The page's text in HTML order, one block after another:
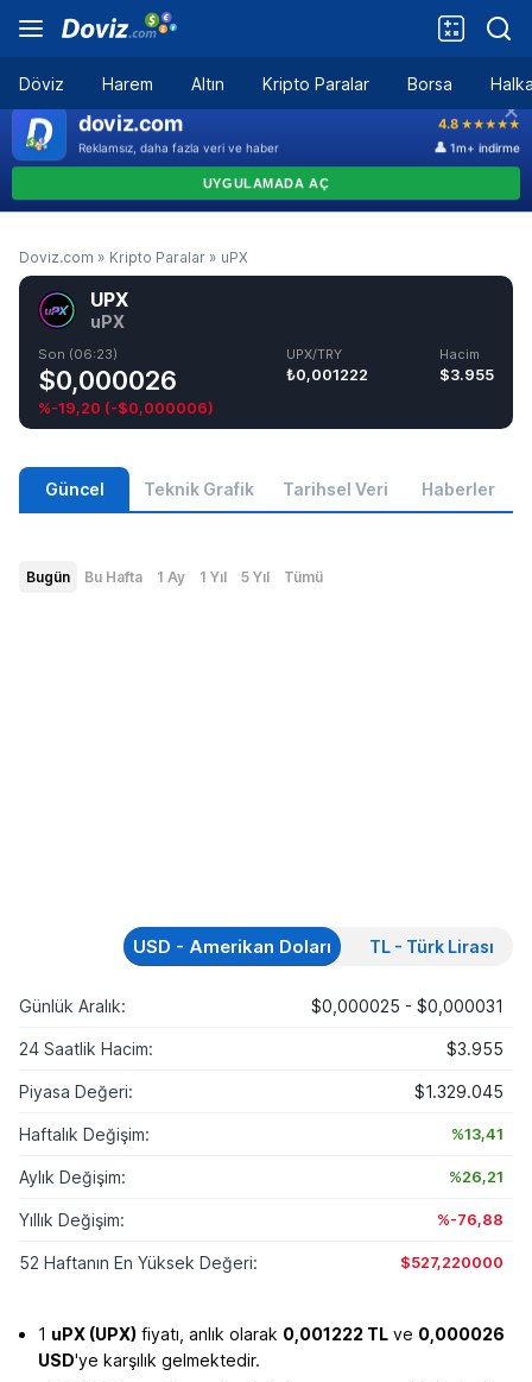
Döviz Harem Altın Kripto Paralar Borsa
Doviz.com » Kripto Paralar » uPX
UPX
uPX
Son (06:23)
$0,000026
%-19,20 (-$0,000006)
UPX/TRY
₺0,001222
Hacim
$3.955
Güncel Teknik Grafik Tarihsel Veri Haberler
Bugün Bu Hafta 1 Ay 1 Yıl 5 Yıl Tümü
USD - Amerikan Doları TL - Türk Lirası
Günlük Aralık: $0,000025 - $0,000031
24 Saatlik Hacim: $3.955
Piyasa Değeri: $1.329.045
Haftalık Değişim: %13,41
Aylık Değişim: %26,21
Yıllık Değişim: %-76,88
52 Haftanın En Yüksek Değeri: $527,220000
1 uPX (UPX) fiyatı, anlık olarak 0,001222 TL ve 0,000026
USD'ye karşılık gelmektedir.